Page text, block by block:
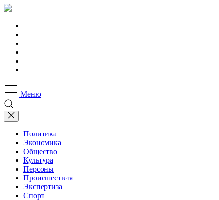
Меню
Политика
Экономика
Общество
Культура
Персоны
Происшествия
Экспертиза
Спорт